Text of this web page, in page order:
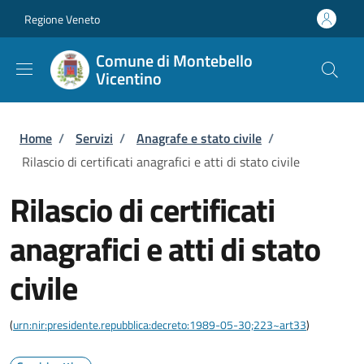
Regione Veneto
Comune di Montebello
Vicentino
Briciole di pane
Home / Servizi / Anagrafe e stato civile /
Rilascio di certificati anagrafici e atti di stato civile
Rilascio di certificati
anagrafici e atti di stato
civile
(urn:nir:presidente.repubblica:decreto:1989-05-30;223~art33)